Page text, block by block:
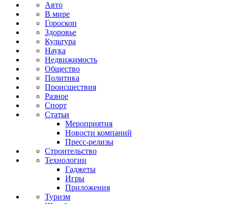
Авто
В мире
Гороскоп
Здоровье
Культура
Наука
Недвижимость
Общество
Политика
Происшествия
Разное
Спорт
Статьи
Мероприятия
Новости компаний
Пресс-релизы
Строительство
Технологии
Гаджеты
Игры
Приложения
Туризм